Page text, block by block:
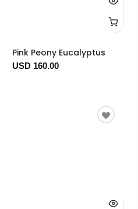
Pink Peony Eucalyptus
USD 160.00